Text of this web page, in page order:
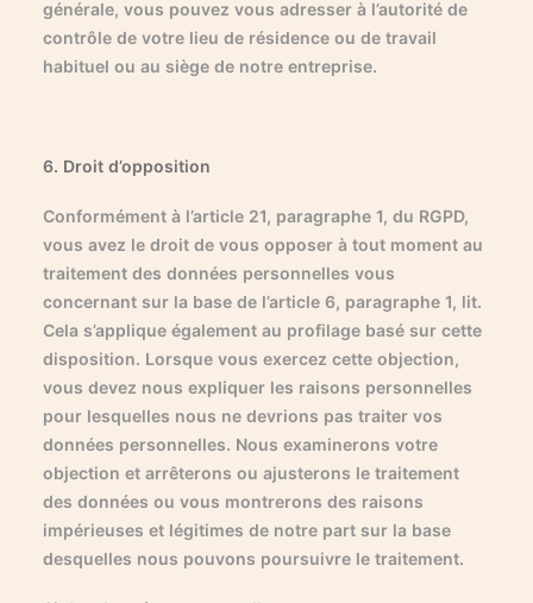
générale, vous pouvez vous adresser à l’autorité de
contrôle de votre lieu de résidence ou de travail
habituel ou au siège de notre entreprise.
6. Droit d’opposition
Conformément à l’article 21, paragraphe 1, du RGPD,
vous avez le droit de vous opposer à tout moment au
traitement des données personnelles vous
concernant sur la base de l’article 6, paragraphe 1, lit.
Cela s’applique également au profilage basé sur cette
disposition. Lorsque vous exercez cette objection,
vous devez nous expliquer les raisons personnelles
pour lesquelles nous ne devrions pas traiter vos
données personnelles. Nous examinerons votre
objection et arrêterons ou ajusterons le traitement
des données ou vous montrerons des raisons
impérieuses et légitimes de notre part sur la base
desquelles nous pouvons poursuivre le traitement.